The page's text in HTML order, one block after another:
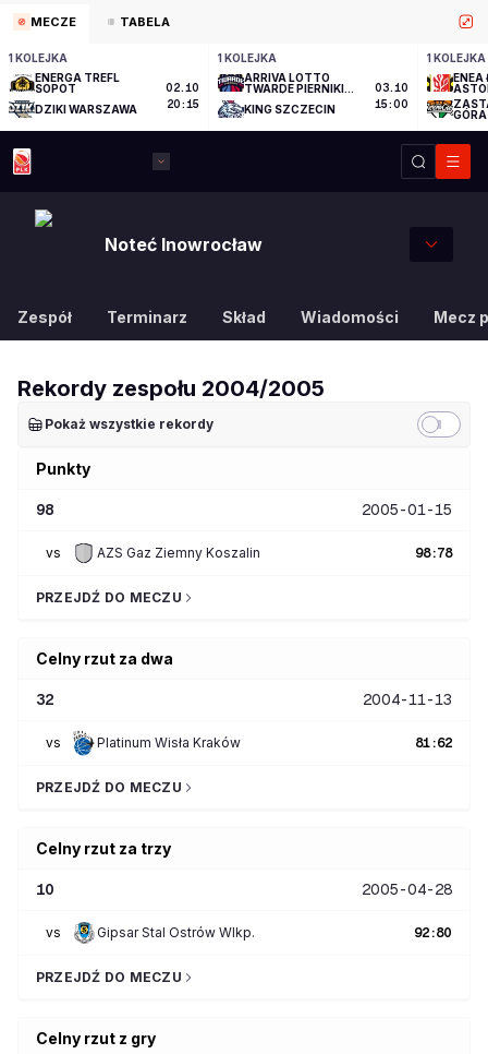
MECZE TABELA
1 KOLEJKA
ENERGA TREFL
SOPOT
DZIKI WARSZAWA
02.10
20:15
1 KOLEJKA
ARRIVA LOTTO
TWARDE PIERNIKI
KING SZCZECIN
03.10
15:00
1 KOLEJKA
ENEA
GÓRA
Noteć Inowrocław
Zespół Terminarz Skład Wiadomości Mecz
Rekordy zespołu 2004/2005
Pokaż wszystkie rekordy
Punkty
98 2005-01-15
vs AZS Gaz Ziemny Koszalin 98:78
PRZEJDŹ DO MECZU
Celny rzut za dwa
32 2004-11-13
vs Platinum Wisła Kraków 81:62
PRZEJDŹ DO MECZU
Celny rzut za trzy
10 2005-04-28
vs Gipsar Stal Ostrów Wlkp. 92:80
PRZEJDŹ DO MECZU
Celny rzut z gry